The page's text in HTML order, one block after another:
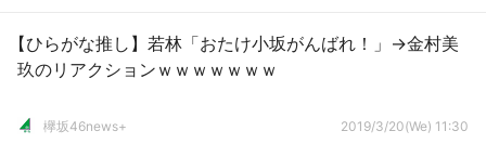
【ひらがな推し】若林「おたけ小坂がんばれ！」→金村美
玖のリアクションｗｗｗｗｗｗｗ
欅坂46news+ 2019/3/20(We) 11:30